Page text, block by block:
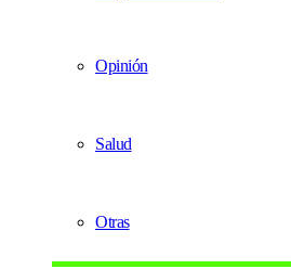
Opinión
Salud
Otras